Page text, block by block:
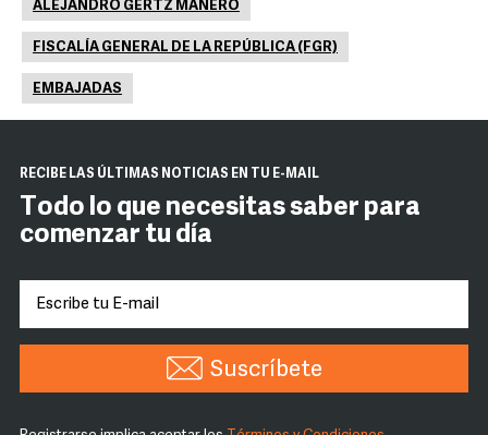
ALEJANDRO GERTZ MANERO
FISCALÍA GENERAL DE LA REPÚBLICA (FGR)
EMBAJADAS
RECIBE LAS ÚLTIMAS NOTICIAS EN TU E-MAIL
Todo lo que necesitas saber para
comenzar tu día
Suscríbete